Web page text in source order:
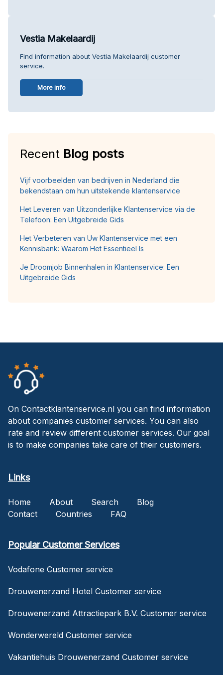
Vestia Makelaardij
Find information about Vestia Makelaardij customer
service.
More info
Recent Blog posts
Vijf voorbeelden van bedrijven in Nederland die
bekendstaan om hun uitstekende klantenservice
Het Leveren van Uitzonderlijke Klantenservice via de
Telefoon: Een Uitgebreide Gids
Het Verbeteren van Uw Klantenservice met een
Kennisbank: Waarom Het Essentieel Is
Je Droomjob Binnenhalen in Klantenservice: Een
Uitgebreide Gids
On Contactklantenservice.nl you can find information
about companies customer services. You can also
rate and review different customer services. Our goal
is to make companies take care of their customers.
Links
Home About Search
Blog
Contact
Countries FAQ
Popular Customer Services
Vodafone Customer service
Drouwenerzand Hotel Customer service
Drouwenerzand Attractiepark B.V. Customer service
Wonderwereld Customer service
Vakantiehuis Drouwenerzand Customer service